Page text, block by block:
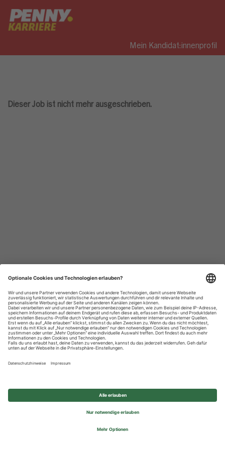
Mein Kandidat:innenprofil
Dieser Job ist nicht mehr ausgeschrieben.
Datenschutzhinweise
Impressum
Privatsphäre-Einstellungen
© 2026 REWE Group - All rights reserved